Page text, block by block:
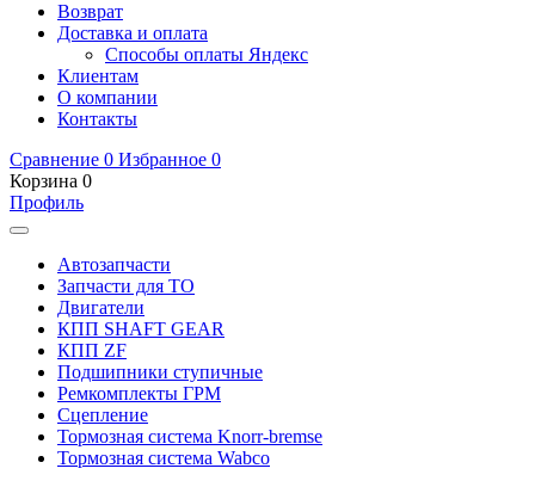
Возврат
Доставка и оплата
Способы оплаты Яндекс
Клиентам
О компании
Контакты
Сравнение 0 Избранное 0
Корзина 0
Профиль
Автозапчасти
Запчасти для ТО
Двигатели
КПП SHAFT GEAR
КПП ZF
Подшипники ступичные
Ремкомплекты ГРМ
Сцепление
Тормозная система Knorr-bremse
Тормозная система Wabco